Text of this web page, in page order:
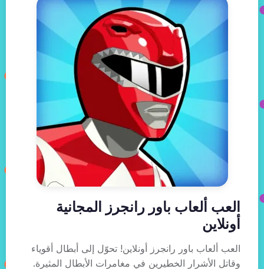
العب ألعاب باور رانجرز المجانية
أونلاين
العب ألعاب باور رانجرز أونلاين! تحوّل إلى أبطال أقوياء
وقاتل الأشرار الخطيرين في مغامرات الأبطال المثيرة.